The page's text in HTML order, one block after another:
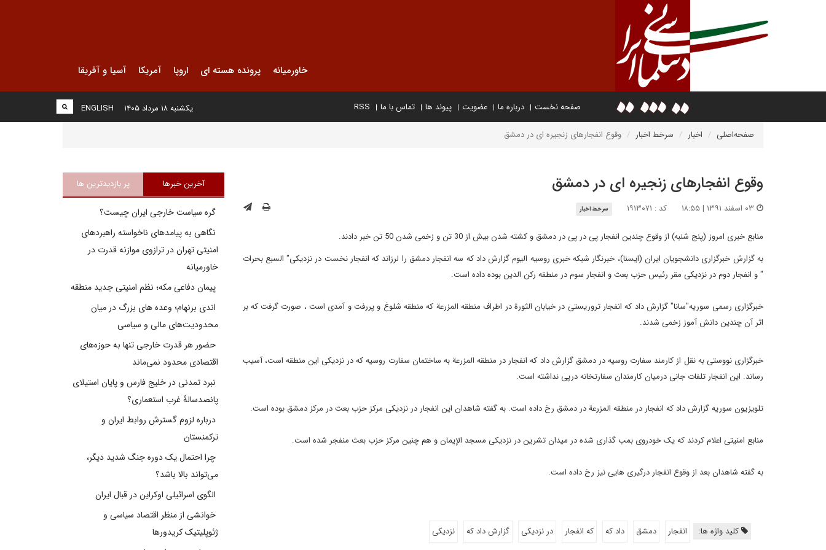
خاورمیانه پرونده هسته ای اروپا آمریکا آسیا و آفریقا
صفحه نخست درباره ما عضویت پیوند ها تماس با ما RSS
ENGLISH یکشنبه ۱۸ مرداد ۱۴۰۵
صفحه‌اصلی اخبار سرخط اخبار وقوع انفجارهای زنجیره ای در دمشق
وقوع انفجارهای زنجیره ای در دمشق
کد : ۱۹۱۳۰۷۱ سرخط اخبار
منابع خبری امروز (پنج شنبه) از وقوع چندین انفجار پی در پی در دمشق و کشته شدن بیش از 30 تن و زخمی شدن 50 تن خبر دادند.
به گزارش خبرگزاری دانشجویان ایران (ایسنا)، خبرنگار شبکه خبری روسیه الیوم گزارش داد که سه انفجار دمشق را لرزاند که انفجار نخست در نزدیکی" السبع بحرات
" و انفجار دوم در نزدیکی مقر رئیس حزب بعث و انفجار سوم در منطقه رکن الدین بوده داده است.
خبرگزاری رسمی سوریه"سانا" گزارش داد که انفجار تروریستی در خیابان الثورة در اطراف منطقه المزرعة که منطقه شلوغ و پررفت و آمدی است ، صورت گرفت که بر
اثر آن چندین دانش آموز زخمی شدند.
خبرگزاری نووستی به نقل از کارمند سفارت روسیه در دمشق گزارش داد که انفجار در منطقه المزرعة به ساختمان سفارت روسیه که در نزدیکی این منطقه است، آسیب
رساند. این انفجار تلفات جانی درمیان کارمندان سفارتخانه درپی نداشته است.
تلویزیون سوریه گزارش داد که انفجار در منطقه المزرعة در دمشق رخ داده است. به گفته شاهدان این انفجار در نزدیکی مرکز حزب بعث در مرکز دمشق بوده است.
منابع امنیتی اعلام کردند که یک خودروی بمب گذاری شده در میدان تشرین در نزدیکی مسجد الإیمان و هم چنین مرکز حزب بعث منفجر شده است.
به گفته شاهدان بعد از وقوع انفجار درگیری هایی نیز رخ داده است.
کلید واژه ها: انفجار دمشق داد که که انفجار در نزدیکی گزارش داد که نزدیکی
آخرین خبرها پر بازدیدترین ها
گره سیاست خارجی ایران چیست؟
نگاهی به پیامدهای ناخواسته راهبردهای
امنیتی تهران در ترازوی موازنه قدرت در
خاورمیانه
پیمان دفاعی مکه؛ نظم امنیتی جدید منطقه
اندی برنهام؛ وعده های بزرگ در میان
محدودیت‌های مالی و سیاسی
حضور هر قدرت خارجی تنها به حوزه‌های
اقتصادی محدود نمی‌ماند
نبرد تمدنی در خلیج فارس و پایان استیلای
پانصدسالۀ غرب استعماری؟
درباره لزوم گسترش روابط ایران و
ترکمنستان
چرا احتمال یک دوره جنگ شدید دیگر،
می‌تواند بالا باشد؟
الگوی اسرائیلی اوکراین در قبال ایران
خوانشی از منظر اقتصاد سیاسی و
ژئوپلیتیک کریدورها